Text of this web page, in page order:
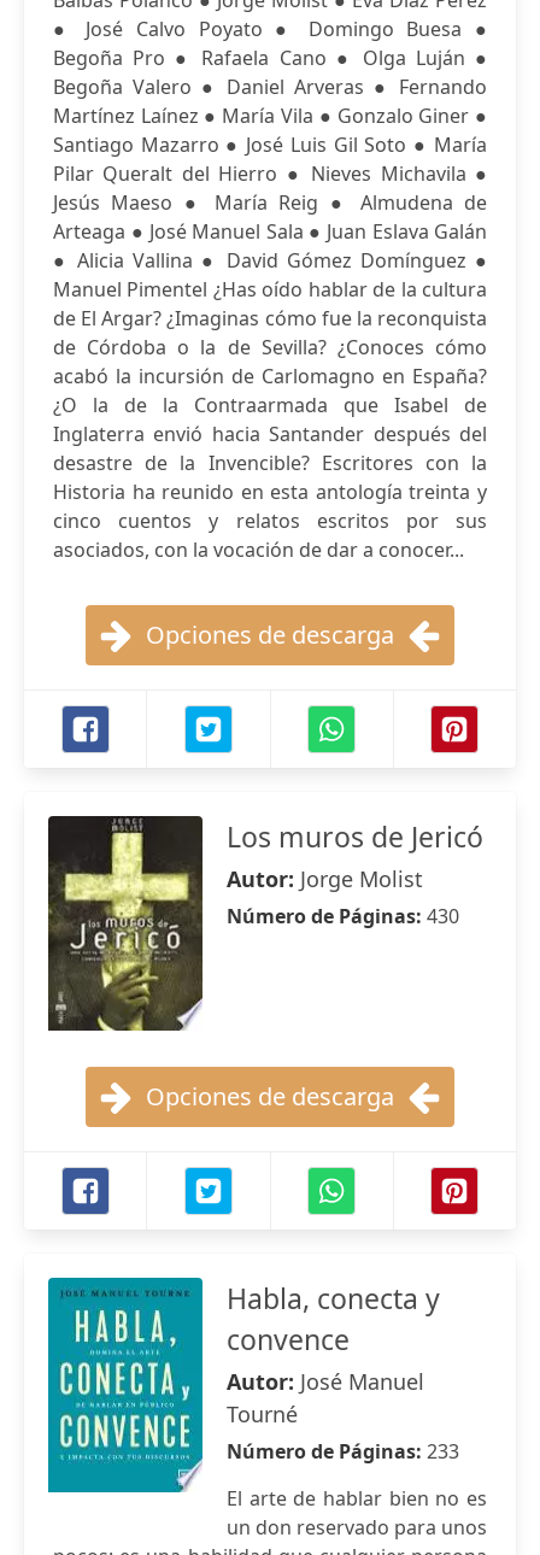
● José Calvo Poyato ● Domingo Buesa ●
Begoña Pro ● Rafaela Cano ● Olga Luján ●
Begoña Valero ● Daniel Arveras ● Fernando
Martínez Laínez ● María Vila ● Gonzalo Giner ●
Santiago Mazarro ● José Luis Gil Soto ● María
Pilar Queralt del Hierro ● Nieves Michavila ●
Jesús Maeso ● María Reig ● Almudena de
Arteaga ● José Manuel Sala ● Juan Eslava Galán
● Alicia Vallina ● David Gómez Domínguez ●
Manuel Pimentel ¿Has oído hablar de la cultura
de El Argar? ¿Imaginas cómo fue la reconquista
de Córdoba o la de Sevilla? ¿Conoces cómo
acabó la incursión de Carlomagno en España?
¿O la de la Contraarmada que Isabel de
Inglaterra envió hacia Santander después del
desastre de la Invencible? Escritores con la
Historia ha reunido en esta antología treinta y
cinco cuentos y relatos escritos por sus
asociados, con la vocación de dar a conocer...
Opciones de descarga
Los muros de Jericó
Autor: Jorge Molist
Número de Páginas: 430
Opciones de descarga
Habla, conecta y
convence
Autor: José Manuel
Tourné
Número de Páginas: 233
El arte de hablar bien no es
un don reservado para unos